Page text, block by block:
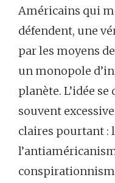
Américains qui
défendent, une
par les moyens de
un monopole
planète. L’idée
souvent
claires pourtant :